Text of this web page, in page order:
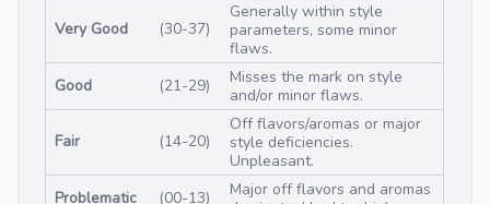
Very Good (30-37)
Generally within style
parameters, some minor
flaws.
Good
(21-29)
Misses the mark on style
and/or minor flaws.
Fair (14-20)
Off flavors/aromas or major
style deficiencies.
Unpleasant.
Problematic
(00-13)
Major off flavors and aromas